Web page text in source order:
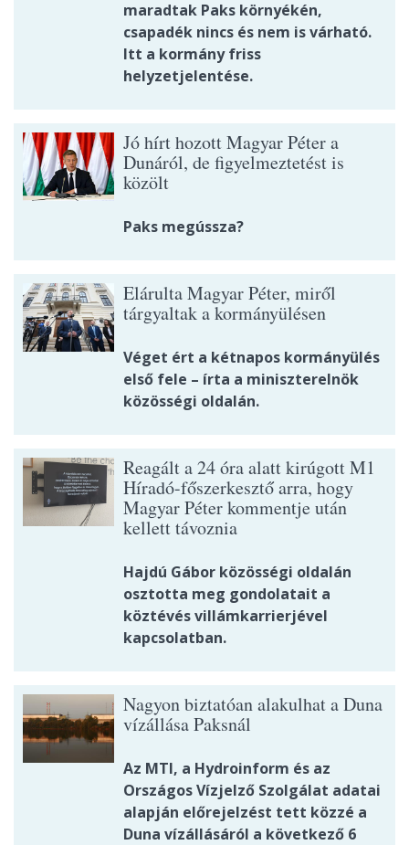
maradtak Paks környékén,
csapadék nincs és nem is várható.
Itt a kormány friss
helyzetjelentése.
Jó hírt hozott Magyar Péter a
Dunáról, de figyelmeztetést is
közölt
Paks megússza?
Elárulta Magyar Péter, miről
tárgyaltak a kormányülésen
Véget ért a kétnapos kormányülés
első fele – írta a miniszterelnök
közösségi oldalán.
Reagált a 24 óra alatt kirúgott M1
Híradó-főszerkesztő arra, hogy
Magyar Péter kommentje után
kellett távoznia
Hajdú Gábor közösségi oldalán
osztotta meg gondolatait a
köztévés villámkarrierjével
kapcsolatban.
Nagyon biztatóan alakulhat a Duna
vízállása Paksnál
Az MTI, a Hydroinform és az
Országos Vízjelző Szolgálat adatai
alapján előrejelzést tett közzé a
Duna vízállásáról a következő 6